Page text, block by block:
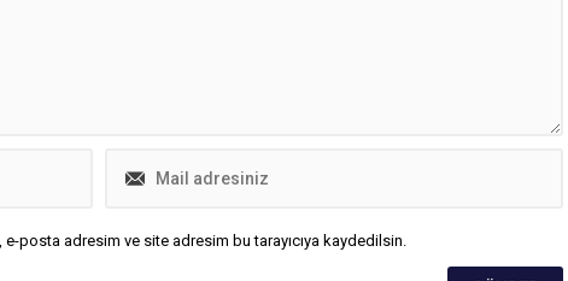
posta adresim ve site adresim bu tarayıcıya kaydedilsin.